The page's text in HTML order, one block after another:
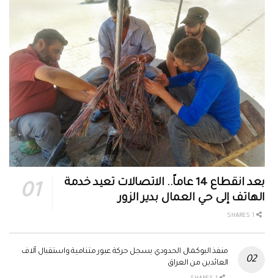
بعد انقطاع 14 عاماً.. الاتصالات تعيد خدمة
الهاتف إلى حي العمال بدير الزور
منفذ البوكمال الحدودي يسجل حركة عبور متنامية واستقبال آلاف
العائدين من العراق